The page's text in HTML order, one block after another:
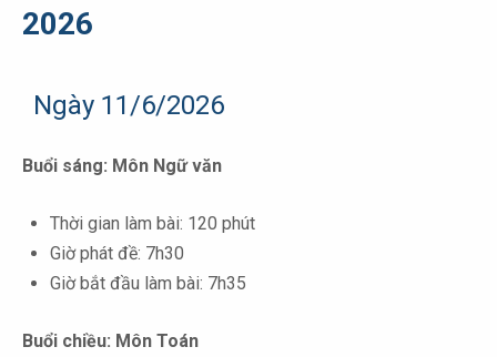
2026
Ngày 11/6/2026
Buổi sáng: Môn Ngữ văn
Thời gian làm bài: 120 phút
Giờ phát đề: 7h30
Giờ bắt đầu làm bài: 7h35
Buổi chiều: Môn Toán